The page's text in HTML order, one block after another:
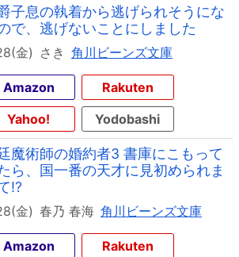
子息の執着から逃げられそうにな
で、逃げないことにしました
金) さき 角川ビーンズ文庫
Amazon
Rakuten
Yahoo!
Yodobashi
魔術師の婚約者3 書庫にこもって
ら、国一番の天才に見初められま
!?
金) 春乃 春海 角川ビーンズ文庫
Amazon
Rakuten